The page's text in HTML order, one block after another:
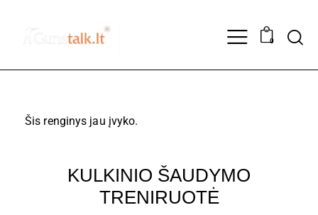
0
Šis renginys jau įvyko.
KULKINIO ŠAUDYMO
TRENIRUOTĖ